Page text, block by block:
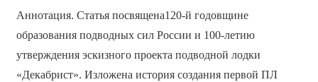
Аннотация. Статья посвящена120-й годовщине
образования подводных сил России и 100-летию
утверждения эскизного проекта подводной лодки
«Декабрист». Изложена история создания первой ПЛ